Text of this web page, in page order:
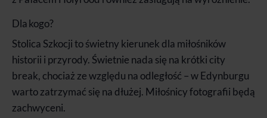
Dla kogo?
Stolica Szkocji to świetny kierunek dla miłośników
historii i przyrody. Świetnie nada się na krótki city
break, chociaż ze względu na odległość – w Edynburgu
warto zatrzymać się na dłużej. Miłośnicy fotografii będą
zachwyceni.